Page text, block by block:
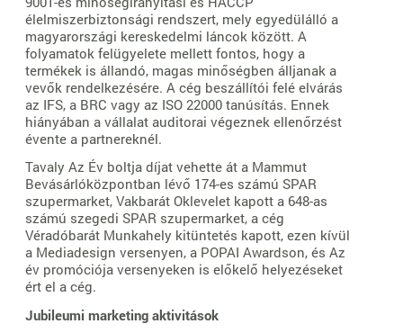
élelmiszerbiztonsági rendszert, mely egyedülálló a
magyarországi kereskedelmi láncok között. A
folyamatok felügyelete mellett fontos, hogy a
termékek is állandó, magas minőségben álljanak a
vevők rendelkezésére. A cég beszállítói felé elvárás
az IFS, a BRC vagy az ISO 22000 tanúsítás. Ennek
hiányában a vállalat auditorai végeznek ellenőrzést
évente a partnereknél.
Tavaly Az Év boltja díjat vehette át a Mammut
Bevásárlóközpontban lévő 174-es számú SPAR
szupermarket, Vakbarát Oklevelet kapott a 648-as
számú szegedi SPAR szupermarket, a cég
Véradóbarát Munkahely kitüntetés kapott, ezen kívül
a Mediadesign versenyen, a POPAI Awardson, és Az
év promóciója versenyeken is előkelő helyezéseket
ért el a cég.
Jubileumi marketing aktivitások